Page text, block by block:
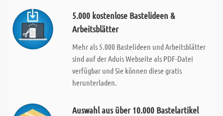
5.000 kostenlose Bastelideen &
Arbeitsblätter
Mehr als 5.000 Bastelideen und Arbeitsblätter
sind auf der Aduis Webseite als PDF-Datei
verfügbar und Sie können diese gratis
herunterladen.
Auswahl aus über 10.000 Bastelartikel